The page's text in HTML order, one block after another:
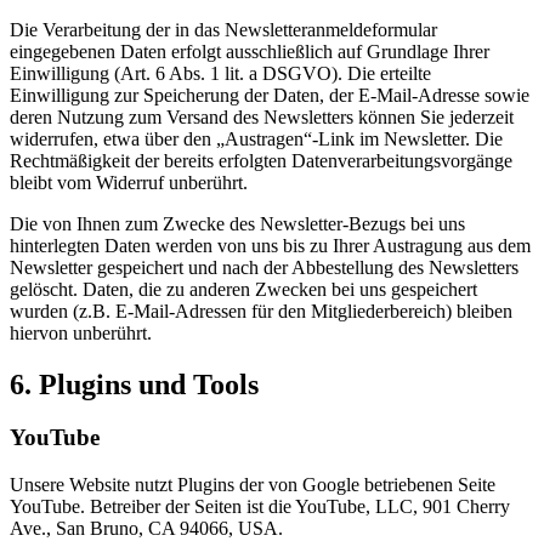
Die Verarbeitung der in das Newsletteranmeldeformular
eingegebenen Daten erfolgt ausschließlich auf Grundlage Ihrer
Einwilligung (Art. 6 Abs. 1 lit. a DSGVO). Die erteilte
Einwilligung zur Speicherung der Daten, der E-Mail-Adresse sowie
deren Nutzung zum Versand des Newsletters können Sie jederzeit
widerrufen, etwa über den „Austragen“-Link im Newsletter. Die
Rechtmäßigkeit der bereits erfolgten Datenverarbeitungsvorgänge
bleibt vom Widerruf unberührt.
Die von Ihnen zum Zwecke des Newsletter-Bezugs bei uns
hinterlegten Daten werden von uns bis zu Ihrer Austragung aus dem
Newsletter gespeichert und nach der Abbestellung des Newsletters
gelöscht. Daten, die zu anderen Zwecken bei uns gespeichert
wurden (z.B. E-Mail-Adressen für den Mitgliederbereich) bleiben
hiervon unberührt.
6. Plugins und Tools
YouTube
Unsere Website nutzt Plugins der von Google betriebenen Seite
YouTube. Betreiber der Seiten ist die YouTube, LLC, 901 Cherry
Ave., San Bruno, CA 94066, USA.